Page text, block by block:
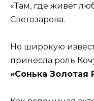
«Там, где живёт
Светозарова.
Но широкую
принесла роль
«Сонька Золотая